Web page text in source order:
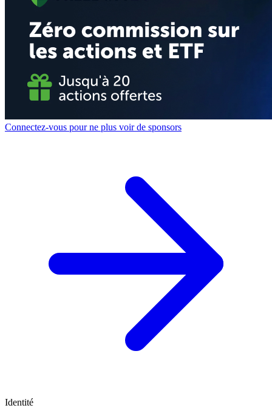
Connectez-vous pour ne plus voir de sponsors
Identité